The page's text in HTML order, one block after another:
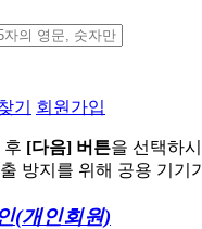
기 회원가입
후 [다음] 버튼을 선택하
방지를 위해 공용 기기
(개인회원)